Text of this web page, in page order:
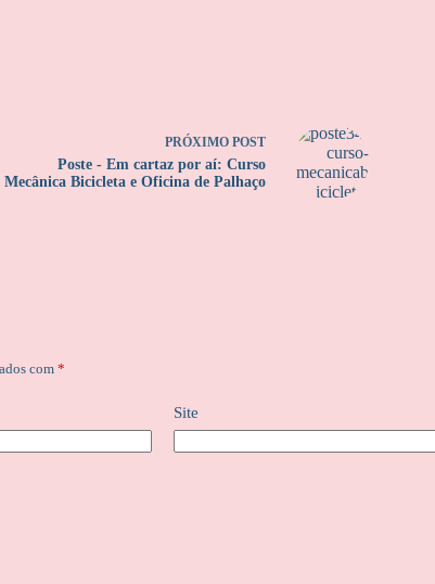
PRÓXIMO POST
Poste - Em cartaz por aí: Curso
Mecânica Bicicleta e Oficina de Palhaço
com *
Site